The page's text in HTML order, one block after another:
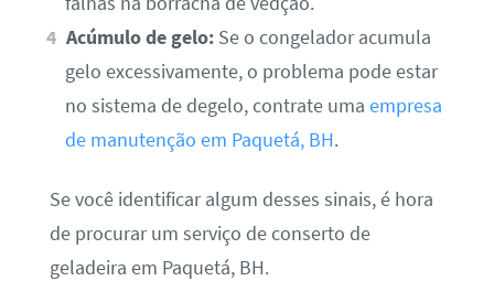
Acúmulo de gelo: Se o congelador acumula
gelo excessivamente, o problema pode estar
no sistema de degelo, contrate uma empresa
de manutenção em Paquetá, BH.
Se você identificar algum desses sinais, é hora
de procurar um serviço de conserto de
geladeira em Paquetá, BH.